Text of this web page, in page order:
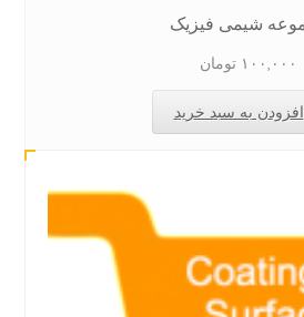
فیزیک
تومان
به سبد خرید